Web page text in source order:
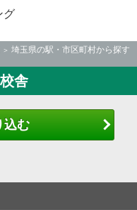
グ
埼玉県の駅・市区町村から探す
舎
込む